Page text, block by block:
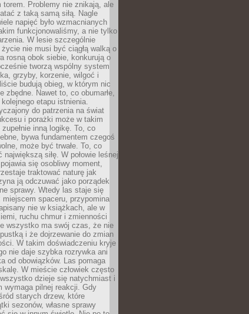
Problemy nie znikają, ale
z taką samą siłą. Nagle
napięć było wzmacnianych
funkcjonowaliśmy, a nie tylko
W lesie szczególnie
nie musi być ciągłą walką o
rosną obok siebie, konkurują o
tworzą wspólny system
grzyby, korzenie, wilgoć i
budują obieg, w którym nic
zbędne. Nawet to, co obumarłe,
etapu istnienia.
do patrzenia na świat
i porażki może w takim
inną logikę. To, co
bywa fundamentem czegoś
może być trwałe. To, co
siłę. W połowie leśnej
się osobliwy moment,
traktować naturę jak
ją odczuwać jako porządek
sprawy. Wtedy las staje się
spaceru, przypomina
nie w książkach, ale w
ruchu chmur i zmienności
wszystko ma swój czas, że nie
i że dojrzewanie do zmian
W takim doświadczeniu kryje
nie daje szybka rozrywka ani
od obowiązków. Las pomaga
W mieście człowiek często
dzieje się natychmiast i
wymaga pilnej reakcji. Gdy
starych drzew, które
sezonów, własne sprawy